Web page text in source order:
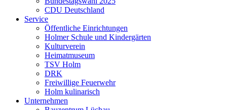
CDU Deutschland
Service
Öffentliche Einrichtungen
Holmer Schule und Kindergärten
Kulturverein
Heimatmuseum
TSV Holm
DRK
Freiwillige Feuerwehr
Holm kulinarisch
Unternehmen